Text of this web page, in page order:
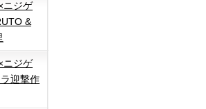
ニジゲ
&
ニジゲ
迎撃作